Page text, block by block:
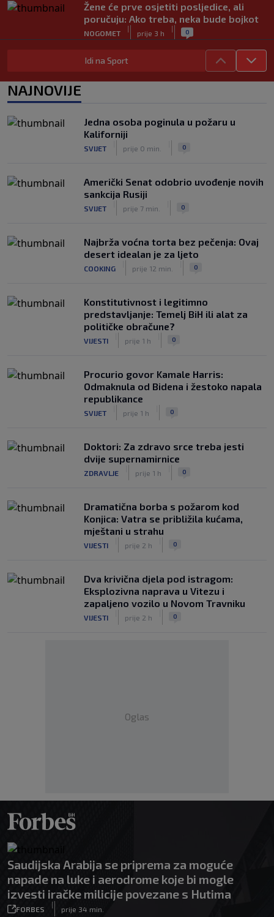
Žene će prve osjetiti posljedice, ali
poručuju: Ako treba, neka bude bojkot
NOGOMET
|
prije 3 h
| 0
Zvanično: Samed Baždar ima novi klub,
zadužio broj sa velikom "težinom"
NOGOMET prije 5 h
se pitaju gdje je i šta radi (VIDEO)
OSTALI SPORTOVI prije 5 h
Idi na Sport
NAJNOVIJE
Jedna osoba poginula u požaru u
Kaliforniji
SVIJET prije 0 min. 0
Američki Senat odobrio uvođenje novih
sankcija Rusiji
SVIJET prije 7 min. 0
Najbrža voćna torta bez pečenja: Ovaj
desert idealan je za ljeto
COOKING prije 12 min. 0
Konstitutivnost i legitimno
predstavljanje: Temelj BiH ili alat za
političke obračune?
VIJESTI prije 1 h 0
Procurio govor Kamale Harris:
Odmaknula od Bidena i žestoko napala
republikance
SVIJET prije 1 h 0
Doktori: Za zdravo srce treba jesti
dvije supernamirnice
ZDRAVLJE prije 1 h 0
Dramatična borba s požarom kod
Konjica: Vatra se približila kućama,
mještani u strahu
VIJESTI prije 2 h 0
Dva krivična djela pod istragom:
Eksplozivna naprava u Vitezu i
zapaljeno vozilo u Novom Travniku
VIJESTI prije 2 h 0
Oglas
Saudijska Arabija se priprema za moguće
napade na luke i aerodrome koje bi mogle
izvesti iračke milicije povezane s Hutima
FORBES
|
prije 34 min.